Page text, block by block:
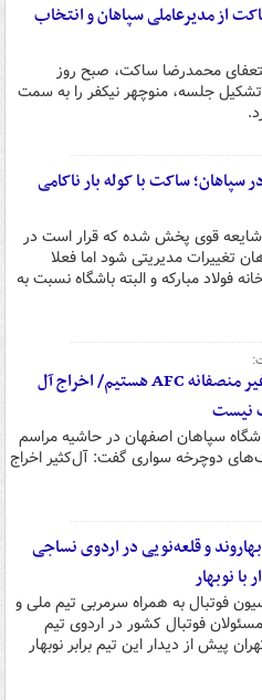
از مدیرعاملی سپاهان و انتخاب
محمدرضا ساکت، صبح روز
جلسه، منوچهر نیکفر را به سمت
سپاهان؛ ساکت با کوله بار ناکامی
قوی پخش شده که قرار است در
تغییرات مدیریتی شود اما فعلا
فولاد مبارکه و البته باشگاه نسبت به
پیگیر رای غیر منصفانه AFC هستیم/ اخراج آل
نیست
سپاهان اصفهان در حاشیه مراسم
دوچرخه سواری گفت: آل‌کثیر اخراج
و قلعه‌نویی در اردوی نساجی
با نوبهار
فوتبال به همراه سرمربی تیم ملی و
فوتبال کشور در اردوی تیم
پیش از دیدار این تیم برابر نوبهار